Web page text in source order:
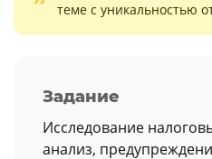
теме с уникальностью
Задание
Исследование
анализ,